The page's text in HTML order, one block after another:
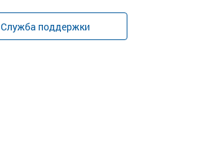
Служба поддержки